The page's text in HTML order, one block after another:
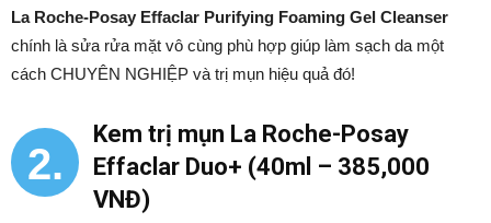
La Roche-Posay Effaclar Purifying Foaming Gel Cleanser
chính là sửa rửa mặt vô cùng phù hợp giúp làm sạch da một
cách CHUYÊN NGHIỆP và trị mụn hiệu quả đó!
2.
Kem trị mụn La Roche-Posay
Effaclar Duo+ (40ml – 385,000
VNĐ)